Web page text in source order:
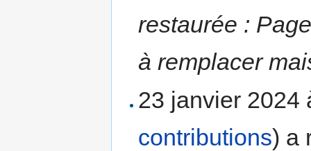
restaurée :
à remplacer
23 janvier 2024
contributions) a